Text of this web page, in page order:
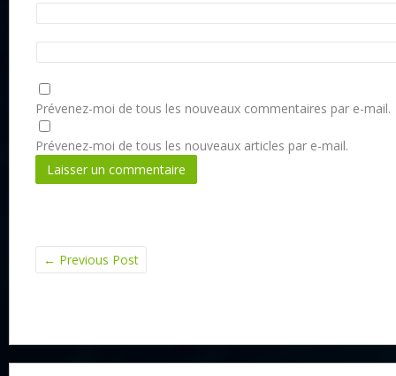
Prévenez-moi de tous les nouveaux commentaires par e-mail.
Prévenez-moi de tous les nouveaux articles par e-mail.
← Previous Post